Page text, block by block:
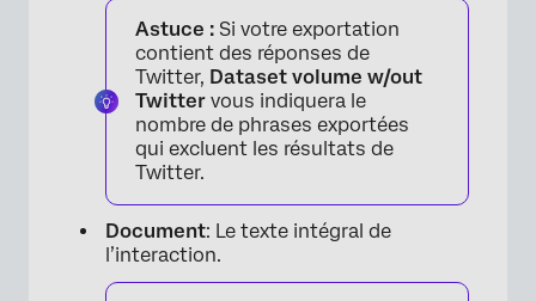
Astuce : Si votre exportation
contient des réponses de
Twitter, Dataset volume w/out
Twitter vous indiquera le
nombre de phrases exportées
qui excluent les résultats de
Twitter.
Document: Le texte intégral de
l’interaction.